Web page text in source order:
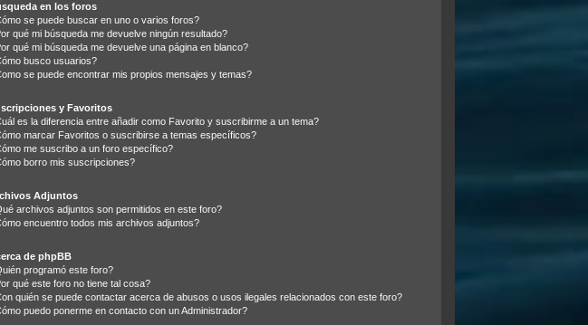
en los foros
se puede buscar en uno o varios foros?
qué mi búsqueda me devuelve ningún resultado?
qué mi búsqueda me devuelve una página en blanco?
busco usuarios?
se puede encontrar mis propios mensajes y temas?
y Favoritos
es la diferencia entre añadir como Favorito y suscribirme a un tema?
marcar Favoritos o suscribirse a temas específicos?
me suscribo a un foro específico?
borro mis suscripciones?
Adjuntos
archivos adjuntos son permitidos en este foro?
encuentro todos mis archivos adjuntos?
de phpBB
programó este foro?
qué este foro no tiene tal cosa?
quién se puede contactar acerca de abusos o usos ilegales relacionados con este foro?
puedo ponerme en contacto con un Administrador?